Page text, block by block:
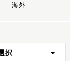
海外
択